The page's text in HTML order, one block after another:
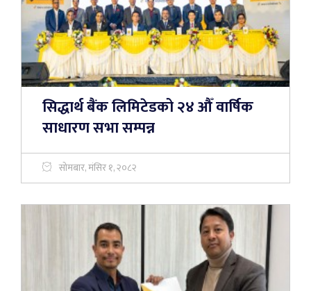
सिद्धार्थ बैंक लिमिटेडको २४ औँ वार्षिक
साधारण सभा सम्पन्न
सोमबार, मंसिर १, २०८२